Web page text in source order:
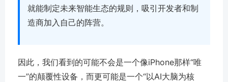
就能制定未来智能生态的规则，吸引开发者和制
造商加入自己的阵营。
因此，我们看到的可能不会是一个像iPhone那样“唯
一”的颠覆性设备，而更可能是一个“以AI大脑为核